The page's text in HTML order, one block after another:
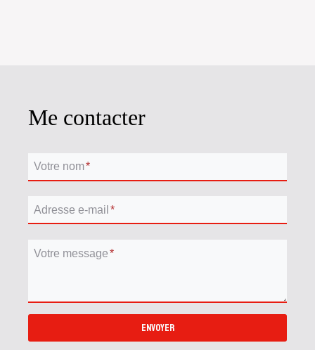
Me contacter
Votre nom*
Adresse e-mail *
Votre message*
ENVOYER